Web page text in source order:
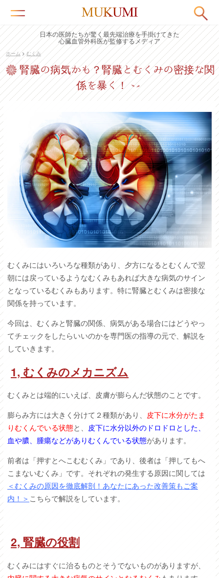
日本の医師たちが驚く最先端治療を手掛けてきた
心臓血管外科医が監修するメディア
ホーム >むくみ
腎臓の病気かも？腎臓とむくみの密接な関
係を暴く！
むくみにはいろいろな種類があり、夕方になるとむくんで翌
朝には戻っているようなむくみもあれば大きな病気のサイン
となっているむくみもあります。特に腎臓とむくみは密接な
関係を持っています。
今回は、むくみと腎臓の関係、病気がある場合にはどうやっ
てチェックをしたらいいのかを専門医の指導の元で、解説を
していきます。
1, むくみのメカニズム
むくみとは端的にいえば、皮膚が膨らんだ状態のことです。
膨らみ方には大きく分けて２種類があり、 皮下に水分がたま
りむくんでいる状態と、 皮下に水分以外のドロドロとした、
血や膿、腫瘍などがありむくんでいる状態があります。
前者は「押すとへこむむくみ」であり、後者は「押してもへ
こまないむくみ」です。それぞれの発生する原因に関しては
＜むくみの原因を徹底解剖！あなたにあった改善策もご案
内！＞ こちらで解説をしています。
2, 腎臓の役割
むくみにはすぐに治るものとそうでないものがありますが、